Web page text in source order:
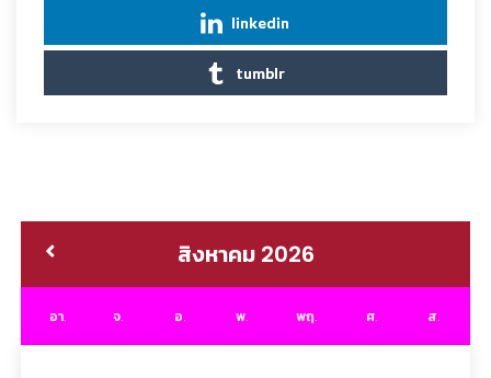
linkedin
tumblr
สิงหาคม 2026
อา. จ. อ. พ. พฤ. ศ. ส.